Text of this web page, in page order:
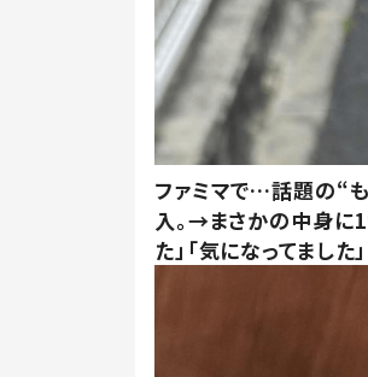
ファミマで…話題の“
入。→まさかの中身に
た」「気になってました